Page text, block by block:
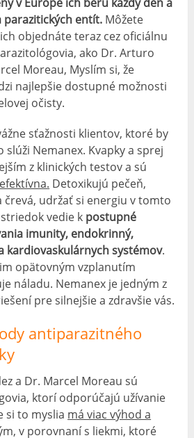
parazitických entít. Môžete
objednáte teraz cez oficiálnu
ako Dr. Arturo
Moreau, Myslím si, že
najlepšie dostupné možnosti
očisty.
sťažnosti klientov, ktoré by
slúži Nemanex. Kvapky a sprej
z klinických testov a sú
Detoxikujú pečeň,
črevá, udržať si energiu v tomto
vedie k postupné
imunity, endokrinný,
kardiovaskulárnych systémov.
opätovným vzplanutím
náladu. Nemanex je jedným z
pre silnejšie a zdravšie vás.
antiparazitného
a Dr. Marcel Moreau sú
ktorí odporúčajú užívanie
si to myslia má viac výhod a
v porovnaní s liekmi, ktoré